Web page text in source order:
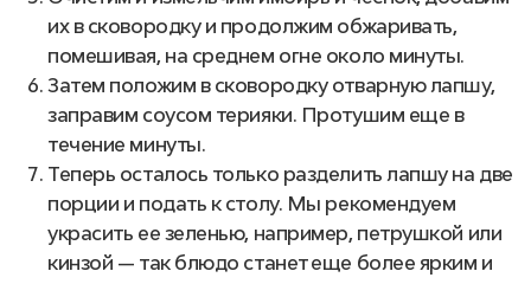
их в сковородку и продолжим обжаривать,
помешивая, на среднем огне около минуты.
Затем положим в сковородку отварную лапшу,
заправим соусом терияки. Протушим еще в
течение минуты.
Теперь осталось только разделить лапшу на две
порции и подать к столу. Мы рекомендуем
украсить ее зеленью, например, петрушкой или
кинзой — так блюдо станет еще более ярким и